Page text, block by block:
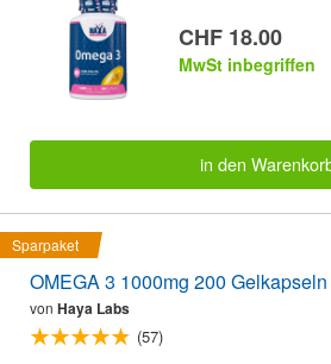
CHF 18.00
MwSt inbegriffen
in den
Sparpaket
OMEGA 3 1000mg 200
von Haya Labs
(57)